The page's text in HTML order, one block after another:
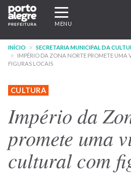
Pular
para
conteúdo
principal
Expandir/recolher
navegação
MENU
INÍCIO
SECRETARIA MUNICIPAL DA
IMPÉRIO DA ZONA NORTE PROMETE UMA
FIGURAS LOCAIS
CULTURA
Império da
promete uma
cultural com